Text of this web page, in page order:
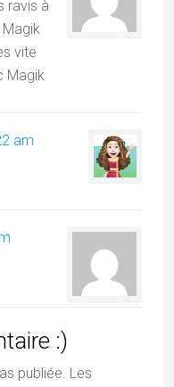
ravis à
vite
Magik
am
:)
publiée. Les